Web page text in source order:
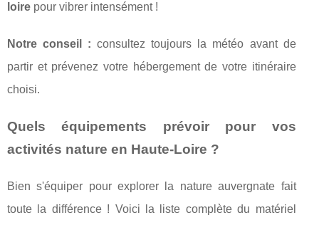
loire pour vibrer intensément !
Notre conseil : consultez toujours la météo avant de
partir et prévenez votre hébergement de votre itinéraire
choisi.
Quels équipements prévoir pour vos
activités nature en Haute-Loire ?
Bien s'équiper pour explorer la nature auvergnate fait
toute la différence ! Voici la liste complète du matériel